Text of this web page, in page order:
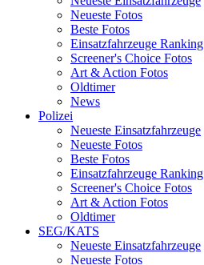
Neueste Fotos
Beste Fotos
Einsatzfahrzeuge Ranking
Screener's Choice Fotos
Art & Action Fotos
Oldtimer
News
Polizei
Neueste Einsatzfahrzeuge
Neueste Fotos
Beste Fotos
Einsatzfahrzeuge Ranking
Screener's Choice Fotos
Art & Action Fotos
Oldtimer
SEG/KATS
Neueste Einsatzfahrzeuge
Neueste Fotos